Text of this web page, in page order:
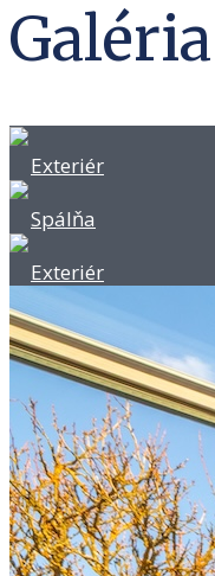
Galéria
Exteriér
Spálňa
Exteriér